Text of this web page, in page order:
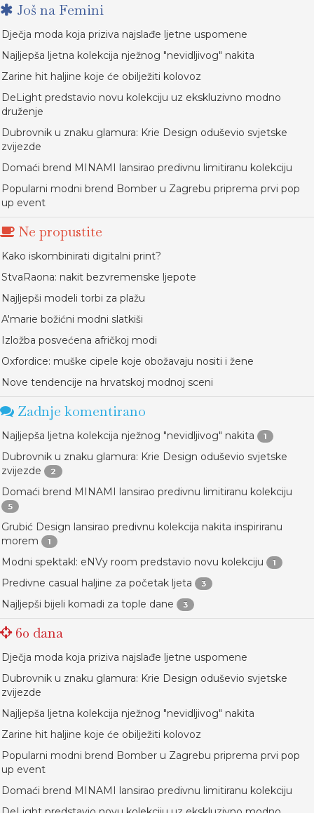
Još na Femini
Dječja moda koja priziva najslađe ljetne uspomene
Najljepša ljetna kolekcija nježnog "nevidljivog" nakita
Zarine hit haljine koje će obilježiti kolovoz
DeLight predstavio novu kolekciju uz ekskluzivno modno
druženje
Dubrovnik u znaku glamura: Krie Design oduševio svjetske
zvijezde
Domaći brend MINAMI lansirao predivnu limitiranu kolekciju
Popularni modni brend Bomber u Zagrebu priprema prvi pop
up event
Ne propustite
Kako iskombinirati digitalni print?
StvaRaona: nakit bezvremenske ljepote
Najljepši modeli torbi za plažu
A'marie božićni modni slatkiši
Izložba posvećena afričkoj modi
Oxfordice: muške cipele koje obožavaju nositi i žene
Nove tendencije na hrvatskoj modnoj sceni
Zadnje komentirano
Najljepša ljetna kolekcija nježnog "nevidljivog" nakita 1
Dubrovnik u znaku glamura: Krie Design oduševio svjetske
zvijezde
2
Domaći brend MINAMI lansirao predivnu limitiranu kolekciju
5
Grubić Design lansirao predivnu kolekcija nakita inspiriranu
morem
1
Modni spektakl: eNVy room predstavio novu kolekciju 1
Predivne casual haljine za početak ljeta 3
Najljepši bijeli komadi za tople dane 3
60 dana
Dječja moda koja priziva najslađe ljetne uspomene
Dubrovnik u znaku glamura: Krie Design oduševio svjetske
zvijezde
Najljepša ljetna kolekcija nježnog "nevidljivog" nakita
Zarine hit haljine koje će obilježiti kolovoz
Popularni modni brend Bomber u Zagrebu priprema prvi pop
up event
Domaći brend MINAMI lansirao predivnu limitiranu kolekciju